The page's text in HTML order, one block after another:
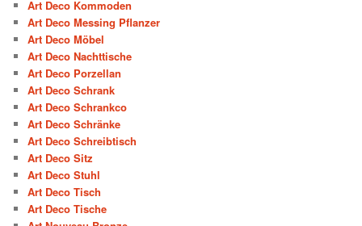
Art Deco Kommoden
Art Deco Messing Pflanzer
Art Deco Möbel
Art Deco Nachttische
Art Deco Porzellan
Art Deco Schrank
Art Deco Schrankco
Art Deco Schränke
Art Deco Schreibtisch
Art Deco Sitz
Art Deco Stuhl
Art Deco Tisch
Art Deco Tische